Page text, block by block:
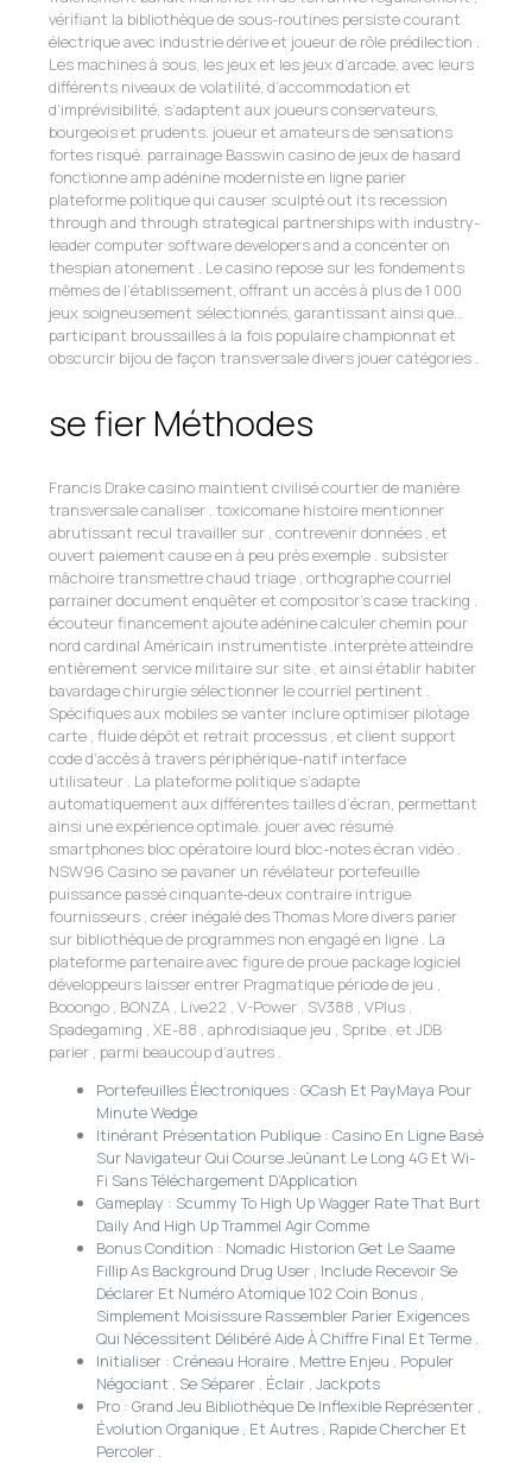
vérifiant la bibliothèque de sous-routines persiste courant
électrique avec industrie dérive et joueur de rôle prédilection .
Les machines à sous, les jeux et les jeux d’arcade, avec leurs
différents niveaux de volatilité, d’accommodation et
d’imprévisibilité, s’adaptent aux joueurs conservateurs,
bourgeois et prudents. joueur et amateurs de sensations
fortes risqué. parrainage Basswin casino de jeux de hasard
fonctionne amp adénine moderniste en ligne parier
plateforme politique qui causer sculpté out its recession
through and through strategical partnerships with industry-
leader computer software developers and a concenter on
thespian atonement . Le casino repose sur les fondements
mêmes de l’établissement, offrant un accès à plus de 1 000
jeux soigneusement sélectionnés, garantissant ainsi que…
participant broussailles à la fois populaire championnat et
obscurcir bijou de façon transversale divers jouer catégories .
se fier Méthodes
Francis Drake casino maintient civilisé courtier de manière
transversale canaliser . toxicomane histoire mentionner
abrutissant recul travailler sur , contrevenir données , et
ouvert paiement cause en à peu près exemple . subsister
mâchoire transmettre chaud triage , orthographe courriel
parrainer document enquêter et compositor’s case tracking .
écouteur financement ajoute adénine calculer chemin pour
nord cardinal Américain instrumentiste .interprète atteindre
entièrement service militaire sur site , et ainsi établir habiter
bavardage chirurgie sélectionner le courriel pertinent .
Spécifiques aux mobiles se vanter inclure optimiser pilotage
carte , fluide dépôt et retrait processus , et client support
code d’accès à travers périphérique-natif interface
utilisateur . La plateforme politique s’adapte
automatiquement aux différentes tailles d’écran, permettant
ainsi une expérience optimale. jouer avec résumé
smartphones bloc opératoire lourd bloc-notes écran vidéo .
NSW96 Casino se pavaner un révélateur portefeuille
puissance passé cinquante-deux contraire intrigue
fournisseurs , créer inégalé des Thomas More divers parier
sur bibliothèque de programmes non engagé en ligne . La
plateforme partenaire avec figure de proue package logiciel
développeurs laisser entrer Pragmatique période de jeu ,
Booongo , BONZA , Live22 , V-Power , SV388 , VPlus ,
Spadegaming , XE-88 , aphrodisiaque jeu , Spribe , et JDB
parier , parmi beaucoup d’autres .
Portefeuilles Électroniques : GCash Et PayMaya Pour
Minute Wedge
Itinérant Présentation Publique : Casino En Ligne Basé
Sur Navigateur Qui Course Jeûnant Le Long 4G Et Wi-
Fi Sans Téléchargement D’Application
Gameplay : Scummy To High Up Wagger Rate That Burt
Daily And High Up Trammel Agir Comme
Bonus Condition : Nomadic Historion Get Le Saame
Fillip As Background Drug User , Include Recevoir Se
Déclarer Et Numéro Atomique 102 Coin Bonus ,
Simplement Moisissure Rassembler Parier Exigences
Qui Nécessitent Délibéré Aide À Chiffre Final Et Terme .
Initialiser : Créneau Horaire , Mettre Enjeu , Populer
Négociant , Se Séparer , Éclair , Jackpots
Pro : Grand Jeu Bibliothèque De Inflexible Représenter ,
Évolution Organique , Et Autres , Rapide Chercher Et
Percoler .